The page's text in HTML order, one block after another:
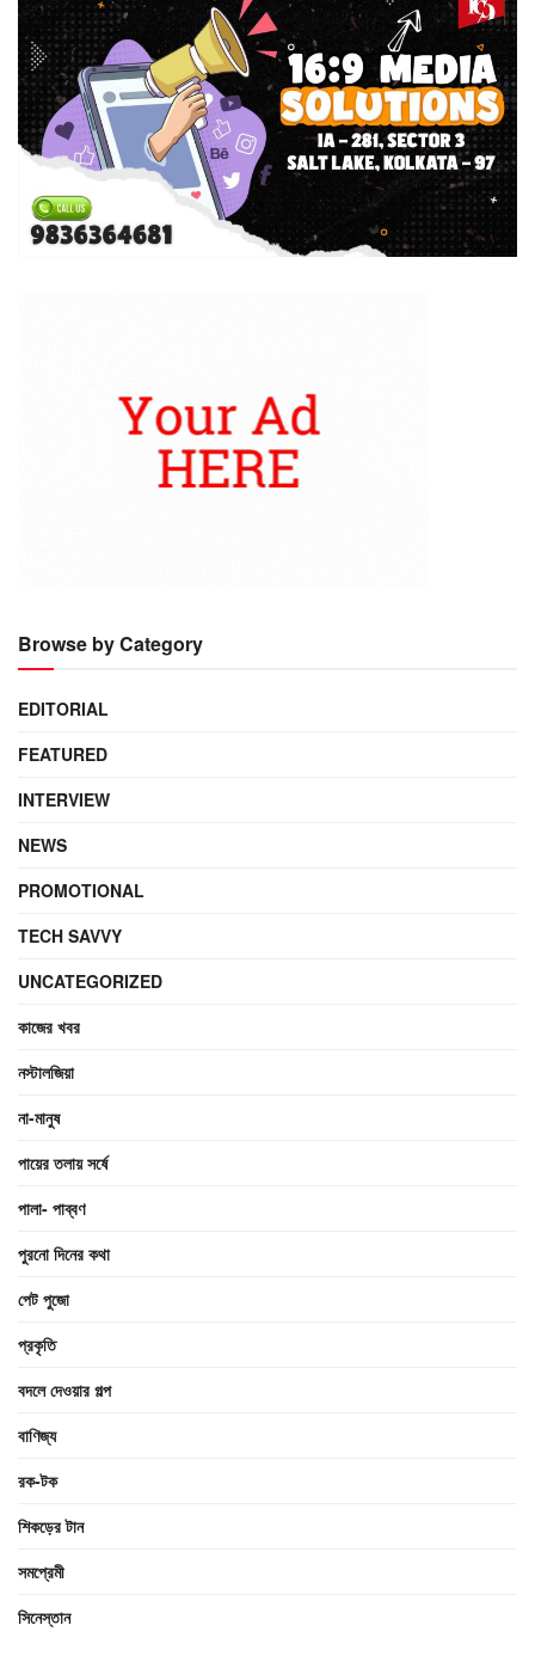
Browse by Category
EDITORIAL
FEATURED
INTERVIEW
NEWS
PROMOTIONAL
TECH SAVVY
UNCATEGORIZED
কাজের খবর
নস্টালজিয়া
না-মানুষ
পায়ের তলায় সর্ষে
পালা- পাব্বণ
পুরনো দিনের কথা
পেট পুজো
প্রকৃতি
বদলে দেওয়ার গল্প
বাণিজ্য
রক-টক
শিকড়ের টান
সমপ্রেমী
সিনেস্তান